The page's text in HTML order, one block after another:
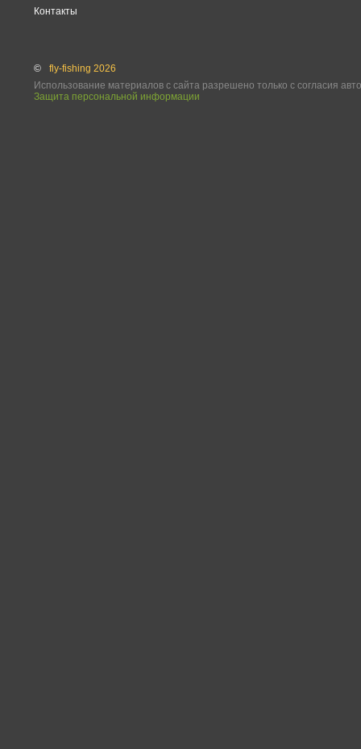
Контакты
©
fly-fishing 2026
Использование материалов с сайта разрешено только с согласия
Защита персональной информации